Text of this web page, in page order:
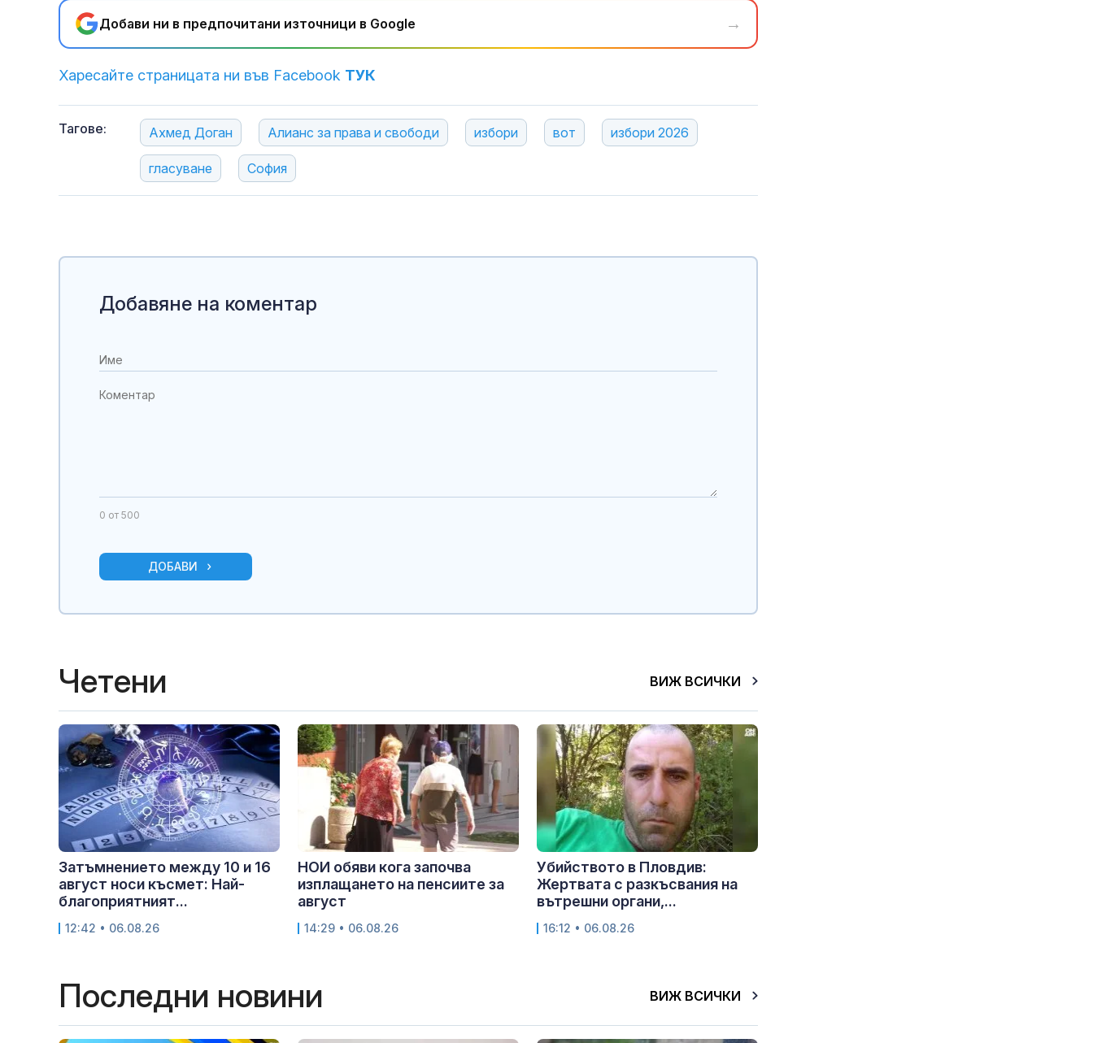
Добави ни в предпочитани източници в Google →
Харесайте страницата ни във Facebook ТУК
Тагове: Ахмед Доган Алианс за права и свободи избори вот избори 2026
гласуване София
Добавяне на коментар
0 от 500
ДОБАВИ
Четени ВИЖ ВСИЧКИ
Затъмнението между 10 и 16
август носи късмет: Най-
благоприятният...
12:42 • 06.08.26
НОИ обяви кога започва
изплащането на пенсиите за
август
14:29 • 06.08.26
Убийството в Пловдив:
Жертвата с разкъсвания на
вътрешни органи,...
16:12 • 06.08.26
Последни новини ВИЖ ВСИЧКИ